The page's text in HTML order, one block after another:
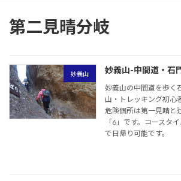
第二見晴分岐
妙義山 妙義山-中間道・石
妙義山の中間道を歩く
山・トレッキング初心
危険個所は第一見晴と
「6」です。コースタ
で日帰り可能です。